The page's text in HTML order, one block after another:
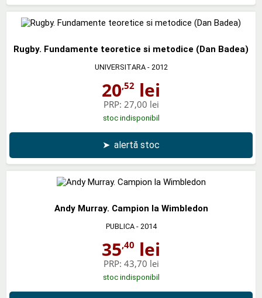
Rugby. Fundamente teoretice si metodice (Dan Badea)
UNIVERSITARA- 2012
20,52 lei
PRP: 27,00 lei
stoc indisponibil
➤ alertă stoc
Andy Murray. Campion la Wimbledon
PUBLICA- 2014
35,40 lei
PRP: 43,70 lei
stoc indisponibil